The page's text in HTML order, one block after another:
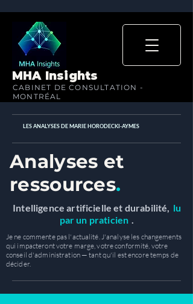
MHA Insights
CABINET DE CONSULTATION -
MONTRÉAL
LES ANALYSES DE MARIE HORODECKI-AYMES
Analyses et
ressources.
Intelligence artificielle et durabilité, lu
par un praticien .
Je ne commente pas l'actualité. J'analyse les changements
qui impacteront votre marge, votre conformité, votre
conseil d'administration — tant qu'il est encore temps de
décider.